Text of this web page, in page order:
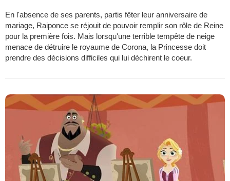
En l'absence de ses parents, partis fêter leur anniversaire de
mariage, Raiponce se réjouit de pouvoir remplir son rôle de Reine
pour la première fois. Mais lorsqu'une terrible tempête de neige
menace de détruire le royaume de Corona, la Princesse doit
prendre des décisions difficiles qui lui déchirent le coeur.